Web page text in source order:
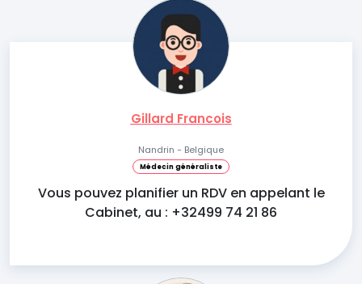
Gillard Francois
Nandrin - Belgique
Médecin généraliste
Vous pouvez planifier un RDV en appelant le
Cabinet, au : +32499 74 21 86